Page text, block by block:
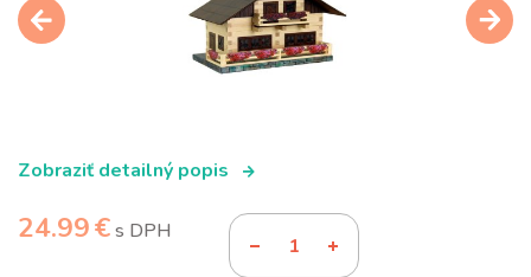
Zobraziť detailný popis
24.99 €s DPH